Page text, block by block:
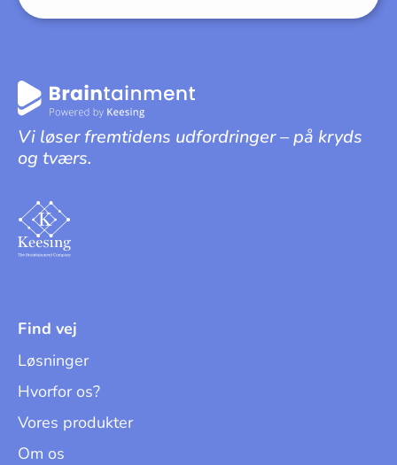
Vi løser fremtidens udfordringer – på kryds
og tværs.
Find vej
Løsninger
Hvorfor os?
Vores produkter
Om os